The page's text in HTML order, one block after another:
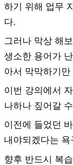
하기 위해 업무
다.
그러나 막상 해
생소한 용어가
아서 막막하기만
이번 강의에서
나하나 짚어갈
이전에 들었던
내야되겠다는
향후 반드시 복